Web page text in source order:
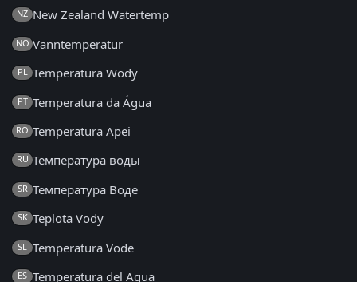
NZ New Zealand Watertemp
NO Vanntemperatur
PL Temperatura Wody
PT Temperatura da Água
RO Temperatura Apei
RU Температура воды
SR Температура Воде
SK Teplota Vody
SL Temperatura Vode
ES Temperatura del Agua